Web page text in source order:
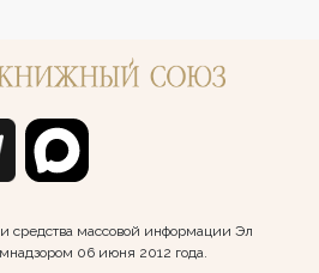
средства массовой информации Эл
06 июня 2012 года.